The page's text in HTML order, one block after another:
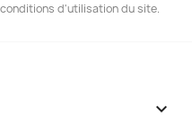
d'utilisation du site.
